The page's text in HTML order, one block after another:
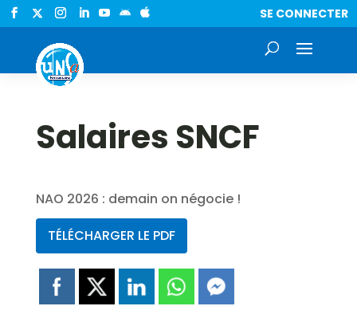
  SE CONNECTER
Salaires SNCF
NAO 2026 : demain on négocie !
TÉLÉCHARGER LE PDF